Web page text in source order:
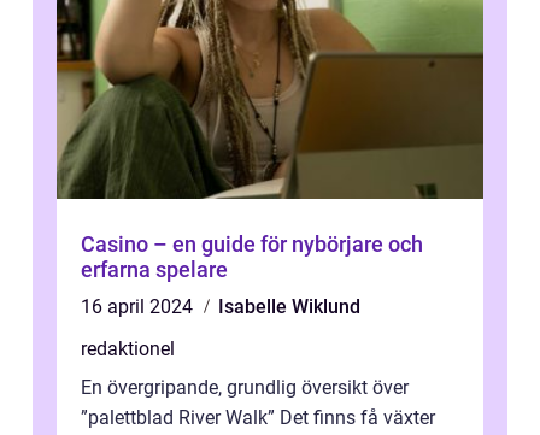
Casino – en guide för nybörjare och
erfarna spelare
16 april 2024
Isabelle Wiklund
redaktionel
En övergripande, grundlig översikt över
”palettblad River Walk” Det finns få växter